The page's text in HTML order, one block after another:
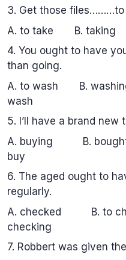
3. Get those files………to
A. to take B.
4. You ought to have
than going.
A. to wash B.
wash
5. I’ll have a brand
A. buying B.
buy
6. The aged ought to
regularly.
A. checked B.
checking
7. Robbert was given